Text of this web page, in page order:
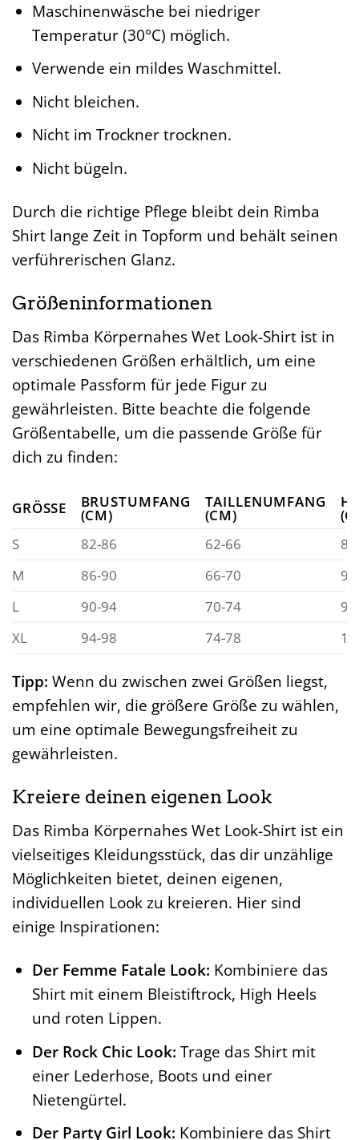
Maschinenwäsche bei niedriger
Temperatur (30°C) möglich.
Verwende ein mildes Waschmittel.
Nicht bleichen.
Nicht im Trockner trocknen.
Nicht bügeln.
Durch die richtige Pflege bleibt dein Rimba
Shirt lange Zeit in Topform und behält seinen
verführerischen Glanz.
Größeninformationen
Das Rimba Körpernahes Wet Look-Shirt ist in
verschiedenen Größen erhältlich, um eine
optimale Passform für jede Figur zu
gewährleisten. Bitte beachte die folgende
Größentabelle, um die passende Größe für
dich zu finden:
GRÖSSE BRUSTUMFANG
(CM)
TAILLENUMFANG
(CM)
S
82-86 62-66
M
86-90 66-70
L
90-94 70-74
XL
94-98 74-78
Tipp: Wenn du zwischen zwei Größen liegst,
empfehlen wir, die größere Größe zu wählen,
um eine optimale Bewegungsfreiheit zu
gewährleisten.
Kreiere deinen eigenen Look
Das Rimba Körpernahes Wet Look-Shirt ist ein
vielseitiges Kleidungsstück, das dir unzählige
Möglichkeiten bietet, deinen eigenen,
individuellen Look zu kreieren. Hier sind
einige Inspirationen:
Der Femme Fatale Look: Kombiniere das
Shirt mit einem Bleistiftrock, High Heels
und roten Lippen.
Der Rock Chic Look: Trage das Shirt mit
einer Lederhose, Boots und einer
Nietengürtel.
Der Party Girl Look: Kombiniere das Shirt